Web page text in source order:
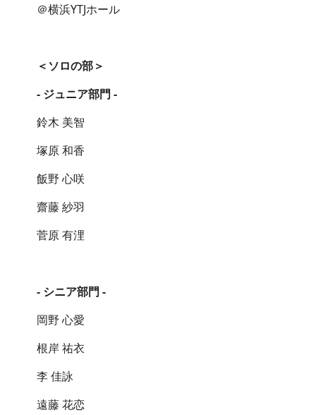
＠横浜YTJホール
＜ソロの部＞
- ジュニア部門 -
鈴木 美智
塚原 和香
飯野 心咲
齋藤 紗羽
菅原 有浬
- シニア部門 -
岡野 心愛
根岸 祐衣
李 佳詠
遠藤 花恋